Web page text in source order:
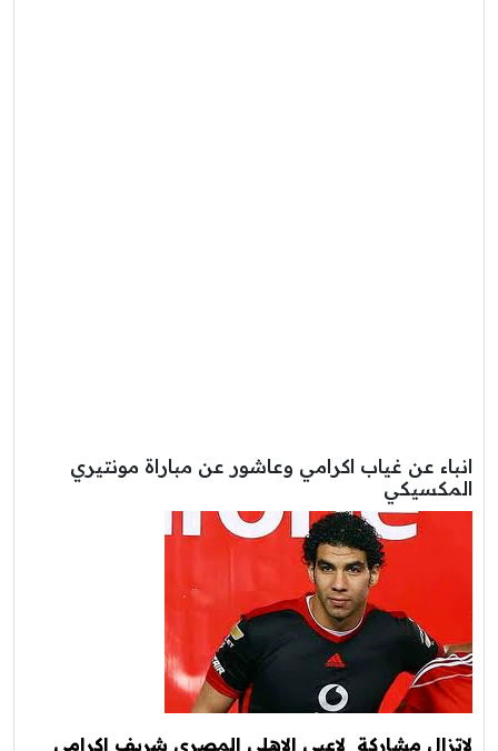
انباء عن غياب اكرامي وعاشور عن مباراة مونتيري
المكسيكي
لاتزال مشاركة لاعبي الاهلي المصري شريف اكرامي